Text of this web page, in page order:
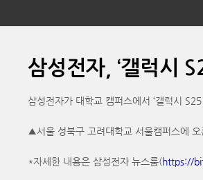
삼성전자, ‘갤럭시
삼성전자가 대학교 캠퍼스에서 ‘갤럭시
▲서울 성북구 고려대학교 서울캠퍼스에 오
*자세한 내용은 삼성전자 뉴스룸(https://